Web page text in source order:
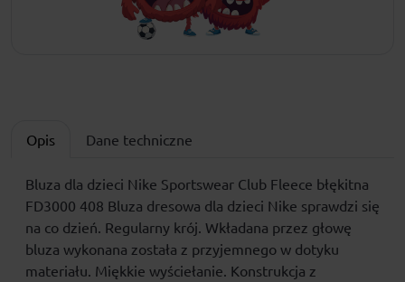
Opis Dane techniczne
Bluza dla dzieci Nike Sportswear Club Fleece błękitna
FD3000 408 Bluza dresowa dla dzieci Nike sprawdzi się
na co dzień. Regularny krój. Wkładana przez głowę
bluza wykonana została z przyjemnego w dotyku
materiału. Miękkie wyściełanie. Konstrukcja z